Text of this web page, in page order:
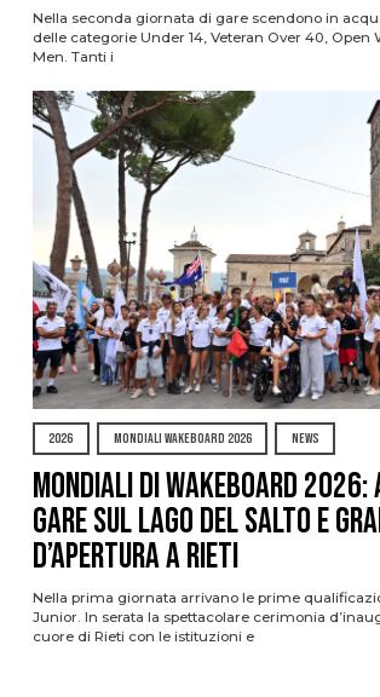
Nella seconda giornata di gare scendono in
delle categorie Under 14, Veteran Over 40, Open
Men. Tanti i
2026 MONDIALI WAKEBOARD 2026 NEWS
Mondiali di Wakeboard
gare sul Lago del Salto e
d’apertura a Rieti
Nella prima giornata arrivano le prime
Junior. In serata la spettacolare cerimonia
cuore di Rieti con le istituzioni e